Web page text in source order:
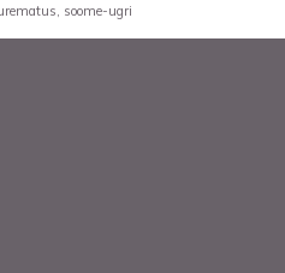
soome-ugri